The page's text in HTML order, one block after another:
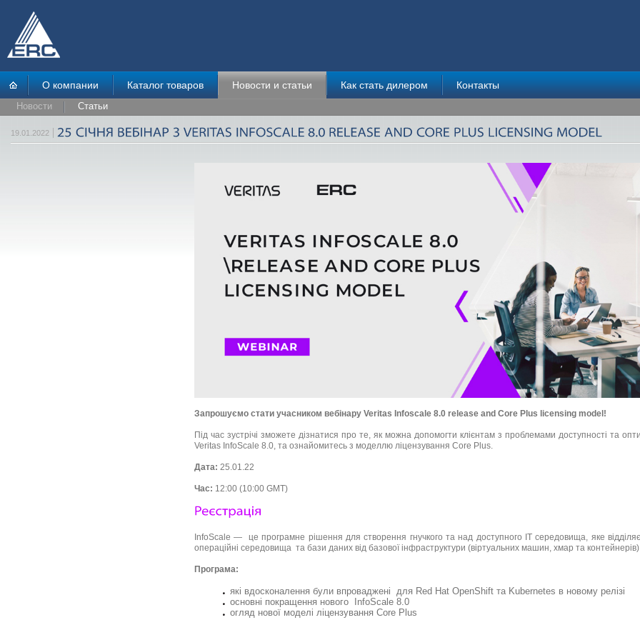
О компании Каталог товаров Новости и статьи Как стать дилером Контакты
Новости Статьи
19.01.2022
Запрошуємо стати учасником вебінару Veritas Infoscale 8.0 release and Core Plus licensing model!
Під час зустрічі зможете дізнатися про те, як можна допомогти клієнтам з проблемами доступності та
Veritas InfoScale 8.0, та ознайомитесь з моделлю ліцензування Core Plus.
Дата: 25.01.22
Час: 12:00 (10:00 GMT)
InfoScale — це програмне рішення для створення гнучкого та над доступного ІТ середовища, яке
операційні середовища та бази даних від базової інфраструктури (віртуальних машин, хмар та
Програма:
які вдосконалення були впроваджені для Red Hat OpenShift та Kubernetes в новому релізі
основні покращення нового InfoScale 8.0
огляд нової моделі ліцензування Core Plus